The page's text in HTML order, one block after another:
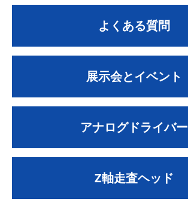
よくある質問
展示会とイベント
アナログドライバー
Z軸走査ヘッド